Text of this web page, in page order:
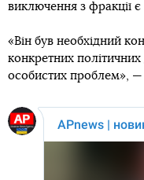
виключення з фракції
«Він був необхідний
конкретних політичних
особистих проблем», —